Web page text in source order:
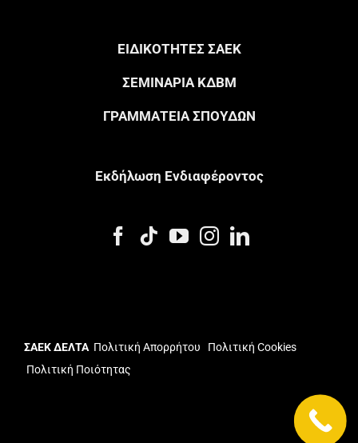
ΕΙΔΙΚΟΤΗΤΕΣ ΣΑΕΚ
ΣΕΜΙΝΑΡΙΑ ΚΔΒΜ
ΓΡΑΜΜΑΤΕΙΑ ΣΠΟΥΔΩΝ
Eκδήλωση Eνδιαφέροντος
ΣΑΕΚ ΔΕΛΤΑ Πολιτική Απορρήτου
Πολιτική Cookies
Πολιτική Ποιότητας